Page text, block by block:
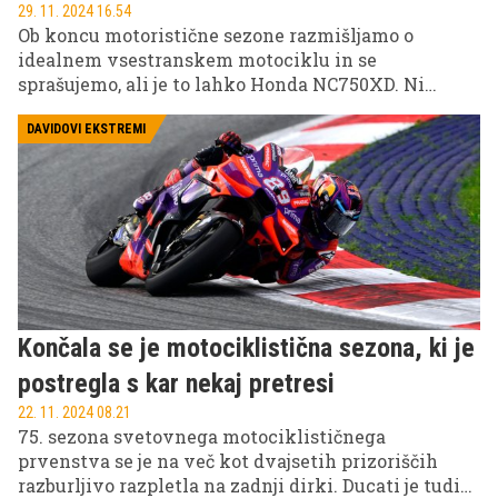
29. 11. 2024 16.54
Ob koncu motoristične sezone razmišljamo o
idealnem vsestranskem motociklu in se
sprašujemo, ali je to lahko Honda NC750XD. Ni
sanjska raketa, je pa vse ostalo – igriv naked s
skoraj potovalno geometrijo in prijetnim videzom,
ki se obenem ponaša s skuterskim odlagalnim
prostorom za čelado in avtomatskim menjalnikom.
DAVIDOVI EKSTREMI
Končala se je motociklistična sezona, ki je
postregla s kar nekaj pretresi
22. 11. 2024 08.21
75. sezona svetovnega motociklističnega
prvenstva se je na več kot dvajsetih prizoriščih
razburljivo razpletla na zadnji dirki. Ducati je tudi